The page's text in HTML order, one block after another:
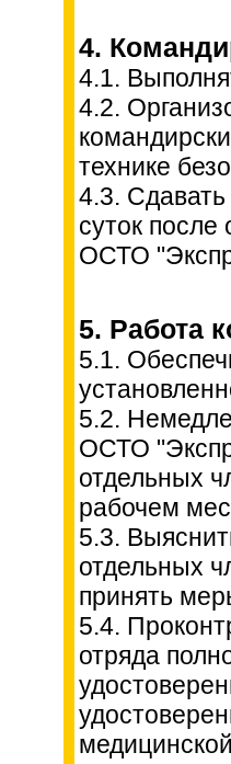
4.
4.1.
4.2.
технике
4.3.
суток после
ОСТО
5. Работа
5.1.
5.2.
ОСТО
отдельных
рабочем
5.3.
отдельных
принять
5.4.
отряда